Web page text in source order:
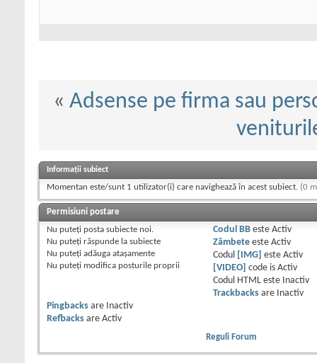
« Adsense pe firma sau
Informații subiect
Momentan este/sunt 1 utilizator(i) care navighează în acest subiect. (0
Permisiuni postare
Nu puteţi posta subiecte noi.
Nu puteţi răspunde la subiecte
Nu puteţi adăuga ataşamente
Nu puteţi modifica posturile proprii
Codul BBeste Activ
Zâmbeteeste Activ
Codul
[IMG] este Activ
[VIDEO]
code is Activ
Codul HTML este
Inactiv
Trackbacksare
Inactiv
Pingbacks are
Inactiv
Refbacks are Activ
Reguli Forum